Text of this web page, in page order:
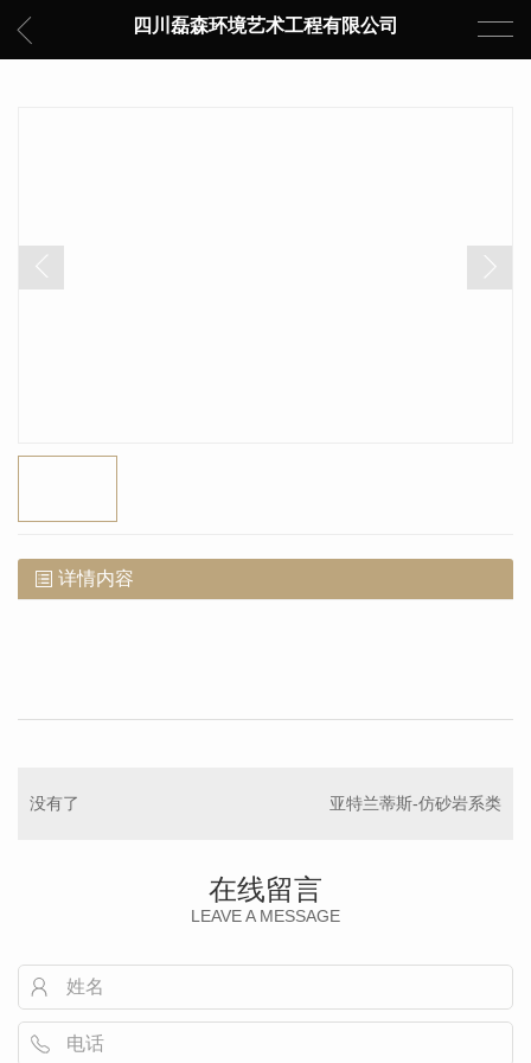
四川磊森环境艺术工程有限公司
详情内容
没有了 亚特兰蒂斯-仿砂岩系类
在线留言
LEAVE A MESSAGE